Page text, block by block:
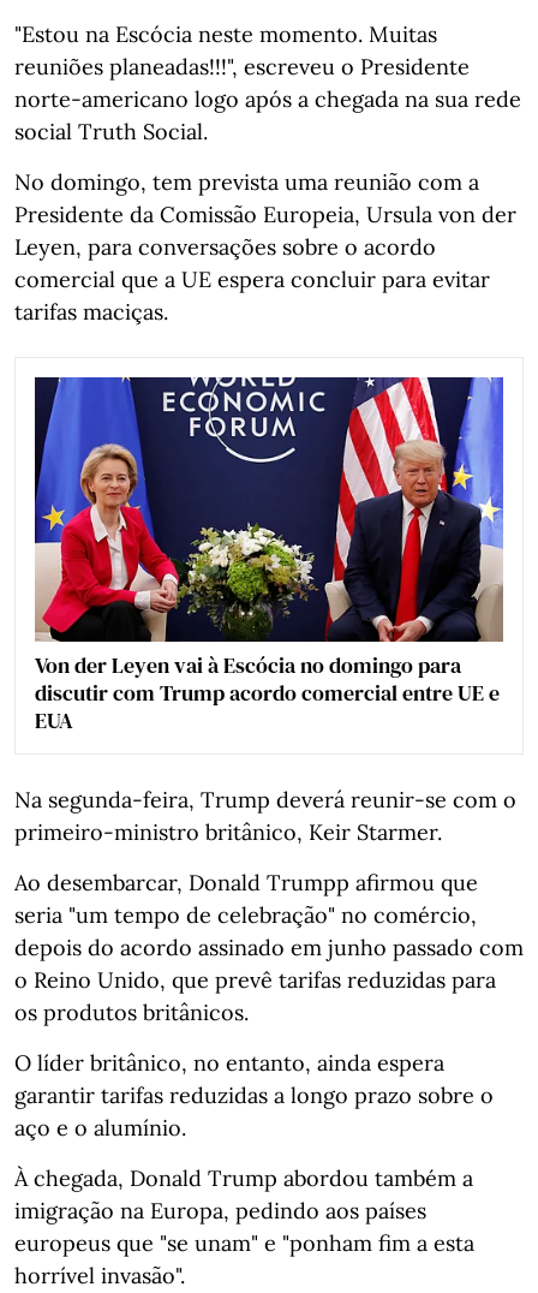
"Estou na Escócia neste momento. Muitas
reuniões planeadas!!!", escreveu o Presidente
norte-americano logo após a chegada na sua rede
social Truth Social.
No domingo, tem prevista uma reunião com a
Presidente da Comissão Europeia, Ursula von der
Leyen, para conversações sobre o acordo
comercial que a UE espera concluir para evitar
tarifas maciças.
Von der Leyen vai à Escócia no domingo para
discutir com Trump acordo comercial entre UE e
EUA
Na segunda-feira, Trump deverá reunir-se com o
primeiro-ministro britânico, Keir Starmer.
Ao desembarcar, Donald Trumpp afirmou que
seria "um tempo de celebração" no comércio,
depois do acordo assinado em junho passado com
o Reino Unido, que prevê tarifas reduzidas para
os produtos britânicos.
O líder britânico, no entanto, ainda espera
garantir tarifas reduzidas a longo prazo sobre o
aço e o alumínio.
À chegada, Donald Trump abordou também a
imigração na Europa, pedindo aos países
europeus que "se unam" e "ponham fim a esta
horrível invasão".